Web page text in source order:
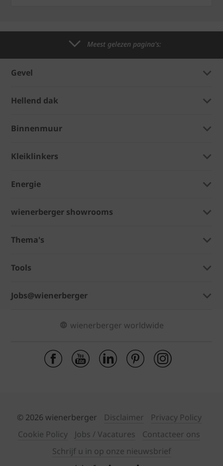
Meest gelezen pagina's:
Gevel
Hellend dak
Binnenmuur
Kleiklinkers
Energie
wienerberger showrooms
Thema's
Tools
Jobs@wienerberger
wienerberger worldwide
© 2026 wienerberger Disclaimer
Privacy Policy
Cookie Policy
Jobs / Vacatures
Contacteer ons
Schrijf u in op onze nieuwsbrief